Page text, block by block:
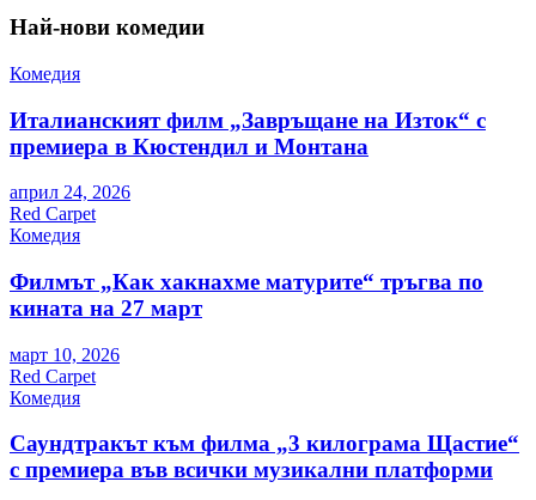
Най-нови комедии
Комедия
Италианският филм „Завръщане на Изток“ с
премиера в Кюстендил и Монтана
април 24, 2026
Red Carpet
Комедия
Филмът „Как хакнахме матурите“ тръгва по
кината на 27 март
март 10, 2026
Red Carpet
Комедия
Саундтракът към филма „3 килограма Щастие“
с премиера във всички музикални платформи